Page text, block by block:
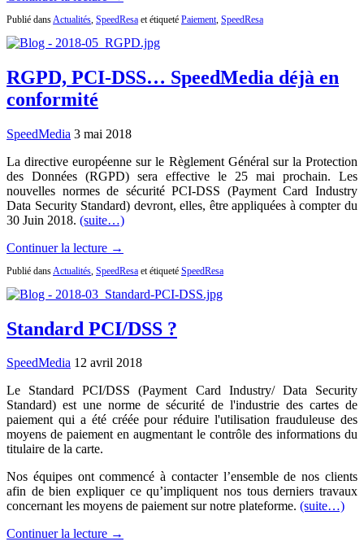
Publié dans Actualités SpeedResa et étiqueté Paiement SpeedResa
RGPD, PCI-DSS… SpeedMedia déjà en
conformité
SpeedMedia 3 mai 2018
La directive européenne sur le Règlement Général sur la Protection
des Données (RGPD) sera effective le 25 mai prochain. Les
nouvelles normes de sécurité PCI-DSS (Payment Card Industry
Data Security Standard) devront, elles, être appliquées à compter du
30 Juin 2018. (suite…)
Continuer la lecture →
Publié dans Actualités SpeedResa et étiqueté SpeedResa
Standard PCI/DSS ?
SpeedMedia 12 avril 2018
Le Standard PCI/DSS (Payment Card Industry/ Data Security
Standard) est une norme de sécurité de l'industrie des cartes de
paiement qui a été créée pour réduire l'utilisation frauduleuse des
moyens de paiement en augmentant le contrôle des informations du
titulaire de la carte.
Nos équipes ont commencé à contacter l’ensemble de nos clients
afin de bien expliquer ce qu’impliquent nos tous derniers travaux
concernant les moyens de paiement sur notre plateforme. (suite…)
Continuer la lecture →